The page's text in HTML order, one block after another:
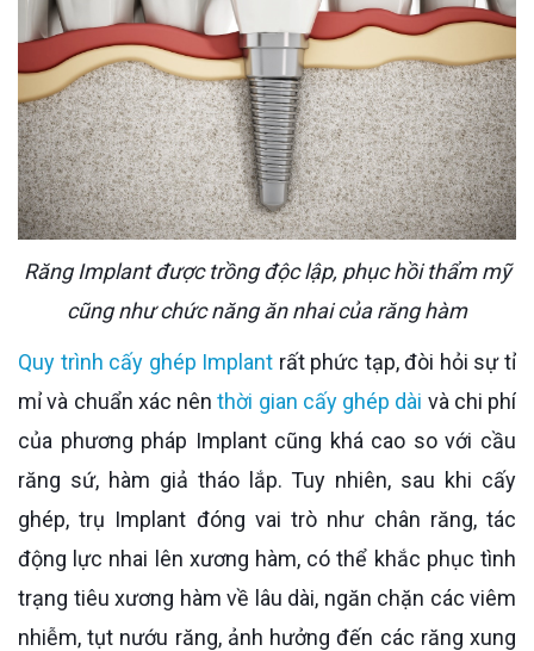
Răng Implant được trồng độc lập, phục hồi thẩm mỹ
cũng như chức năng ăn nhai của răng hàm
Quy trình cấy ghép Implant rất phức tạp, đòi hỏi sự tỉ
mỉ và chuẩn xác nênthời gian cấy ghép dài và chi phí
của phương pháp Implant cũng khá cao so với cầu
răng sứ, hàm giả tháo lắp. Tuy nhiên, sau khi cấy
ghép, trụ Implant đóng vai trò như chân răng, tác
động lực nhai lên xương hàm, có thể khắc phục tình
trạng tiêu xương hàm về lâu dài, ngăn chặn các viêm
nhiễm, tụt nướu răng, ảnh hưởng đến các răng xung